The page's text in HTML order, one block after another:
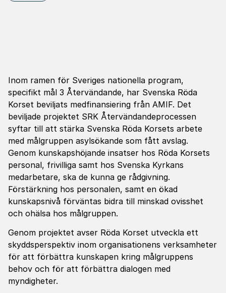
Inom ramen för Sveriges nationella program,
specifikt mål 3 Återvändande, har Svenska Röda
Korset beviljats medfinansiering från AMIF. Det
beviljade projektet SRK Återvändandeprocessen
syftar till att stärka Svenska Röda Korsets arbete
med målgruppen asylsökande som fått avslag.
Genom kunskapshöjande insatser hos Röda Korsets
personal, frivilliga samt hos Svenska Kyrkans
medarbetare, ska de kunna ge rådgivning.
Förstärkning hos personalen, samt en ökad
kunskapsnivå förväntas bidra till minskad ovisshet
och ohälsa hos målgruppen.
Genom projektet avser Röda Korset utveckla ett
skyddsperspektiv inom organisationens verksamheter
för att förbättra kunskapen kring målgruppens
behov och för att förbättra dialogen med
myndigheter.